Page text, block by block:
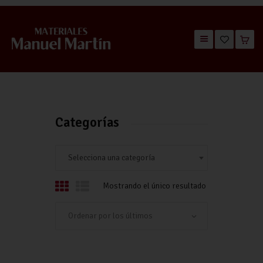
QUIÉNES SOMOS
Mostrando el único resultado
Categorías
Selecciona una categoría